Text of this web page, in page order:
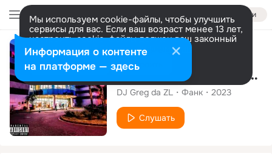
Войти
Мы используем cookie-файлы, чтобы улучшить
сервисы для вас. Если ваш возраст менее 13 лет,
настроить cookie-файлы должен ваш законный
представитель. Больше информации
Разрешить все Настроить
Сингл
No Shopping Itaquera
DJ Greg da ZL Фанк 2023
Слушать
Информация о контенте
на платформе — здесь